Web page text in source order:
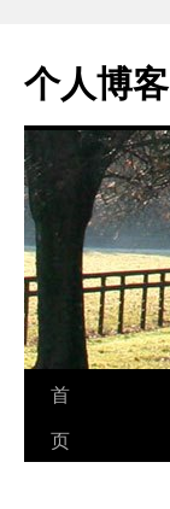
个人博客
跳
至
首
页